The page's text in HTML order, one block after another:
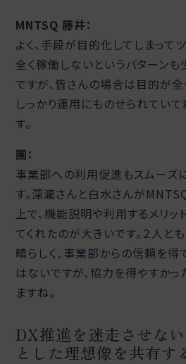
MNTSQ 藤井：
よく、手段が目的化してしまって
全く稼働しないというパターン
ですが、皆さんの場合は目的が全
しっかり運用にものせられてい
す。
團：
事業部への利用促進もスムーズ
す。深瀧さんと白水さんが
上で、機能説明や利用するメリッ
てくれたのが大きいです。２人と
晴らしく、事業部からの信頼を得
はないですが、協力を得やすか
ますね。
DX推進を迷走させな
とした理想像を共有す